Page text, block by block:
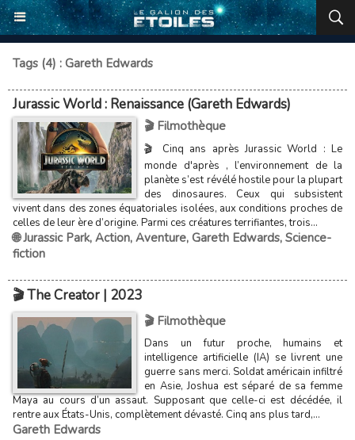
Tags (4) : Gareth Edwards
Jurassic World : Renaissance (Gareth Edwards)
🎬 Filmothèque
🎬 Cinq ans après Jurassic World : Le
monde d'après , l’environnement de la
planète s’est révélé hostile pour la plupart
des dinosaures. Ceux qui subsistent
vivent dans des zones équatoriales isolées, aux conditions proches de
celles de leur ère d’origine. Parmi ces créatures terrifiantes, trois...
🌐 Jurassic Park, Action, Aventure, Gareth Edwards, Science-
fiction
🎬 The Creator | 2023
🎬 Filmothèque
Dans un futur proche, humains et
intelligence artificielle (IA) se livrent une
guerre sans merci. Soldat américain infiltré
en Asie, Joshua est séparé de sa femme
Maya au cours d’un assaut. Supposant que celle-ci est décédée, il
rentre aux États-Unis, complètement dévasté. Cinq ans plus tard,...
Gareth Edwards